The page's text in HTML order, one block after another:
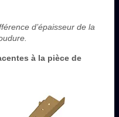
d’épaisseur de la
à la pièce de